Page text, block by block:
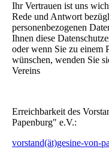
Ihr Vertrauen ist uns
Rede und Antwort
personenbezogenen
Ihnen diese
oder wenn Sie zu einem
wünschen, wenden Sie
Vereins
Erreichbarkeit des
Papenburg" e.V.:
vorstand(ät)gesine-von-